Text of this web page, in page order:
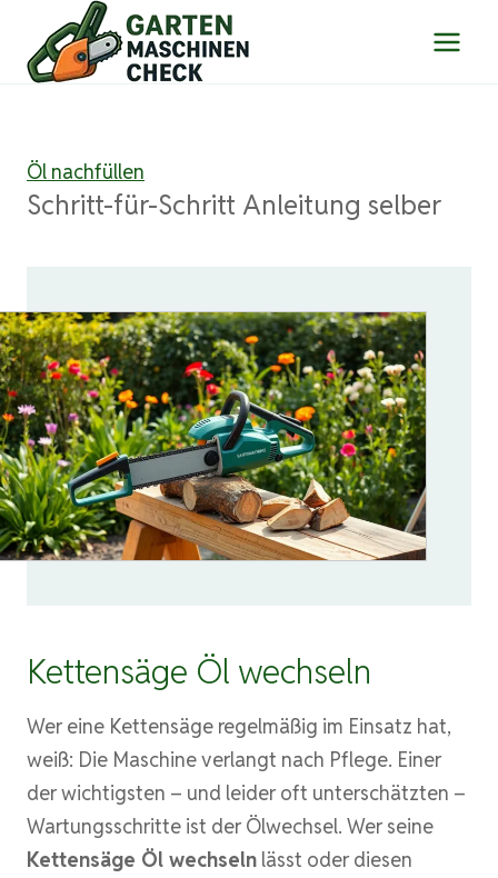
Inhalt
springen
Öl nachfüllen
Schritt-für-Schritt Anleitung selber
Kettensäge Öl wechseln
Wer eine Kettensäge regelmäßig im Einsatz hat,
weiß: Die Maschine verlangt nach Pflege. Einer
der wichtigsten – und leider oft unterschätzten –
Wartungsschritte ist der Ölwechsel. Wer seine
Kettensäge Öl wechseln lässt oder diesen